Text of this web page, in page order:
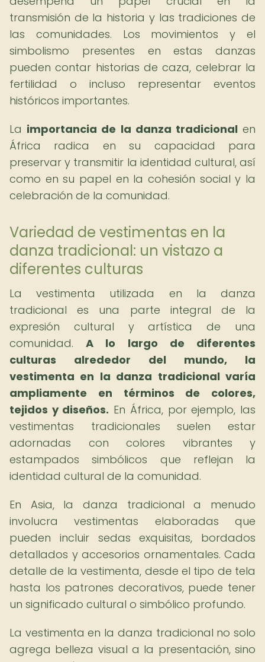
transmisión de la historia y las tradiciones de
las comunidades. Los movimientos y el
simbolismo presentes en estas danzas
pueden contar historias de caza, celebrar la
fertilidad o incluso representar eventos
históricos importantes.
La importancia de la danza tradicional en
África radica en su capacidad para
preservar y transmitir la identidad cultural, así
como en su papel en la cohesión social y la
celebración de la comunidad.
Variedad de vestimentas en la
danza tradicional: un vistazo a
diferentes culturas
La vestimenta utilizada en la danza
tradicional es una parte integral de la
expresión cultural y artística de una
comunidad.A lo largo de diferentes
culturas alrededor del mundo, la
vestimenta en la danza tradicional varía
ampliamente en términos de colores,
tejidos y diseños. En África, por ejemplo, las
vestimentas tradicionales suelen estar
adornadas con colores vibrantes y
estampados simbólicos que reflejan la
identidad cultural de la comunidad.
En Asia, la danza tradicional a menudo
involucra vestimentas elaboradas que
pueden incluir sedas exquisitas, bordados
detallados y accesorios ornamentales. Cada
detalle de la vestimenta, desde el tipo de tela
hasta los patrones decorativos, puede tener
un significado cultural o simbólico profundo.
La vestimenta en la danza tradicional no solo
agrega belleza visual a la presentación, sino